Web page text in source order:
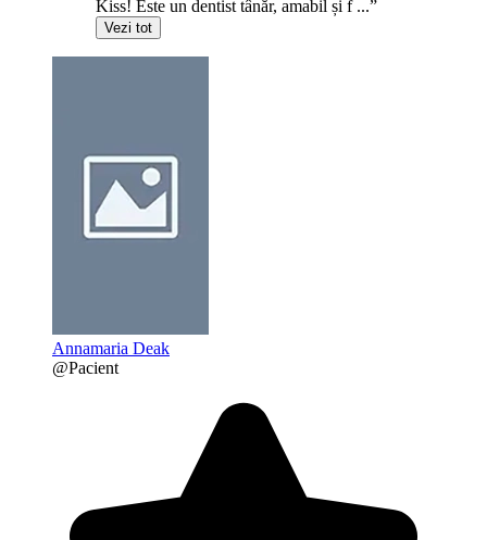
Kiss! Este un dentist tânăr, amabil și f ...”
Vezi tot
Annamaria Deak
@Pacient